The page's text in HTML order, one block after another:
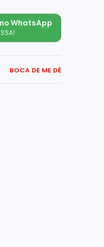
WhatsApp
BOCA DE ME DÊ